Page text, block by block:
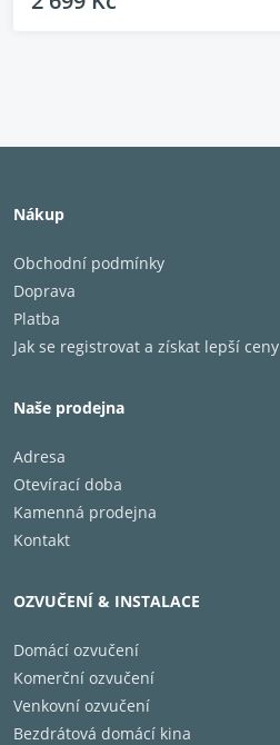
Nákup
Obchodní podmínky
Doprava
Platba
Jak se registrovat a získat lepší ceny
Naše prodejna
Adresa
Otevírací doba
Kamenná prodejna
Kontakt
OZVUČENÍ & INSTALACE
Domácí ozvučení
Komerční ozvučení
Venkovní ozvučení
Bezdrátová domácí kina